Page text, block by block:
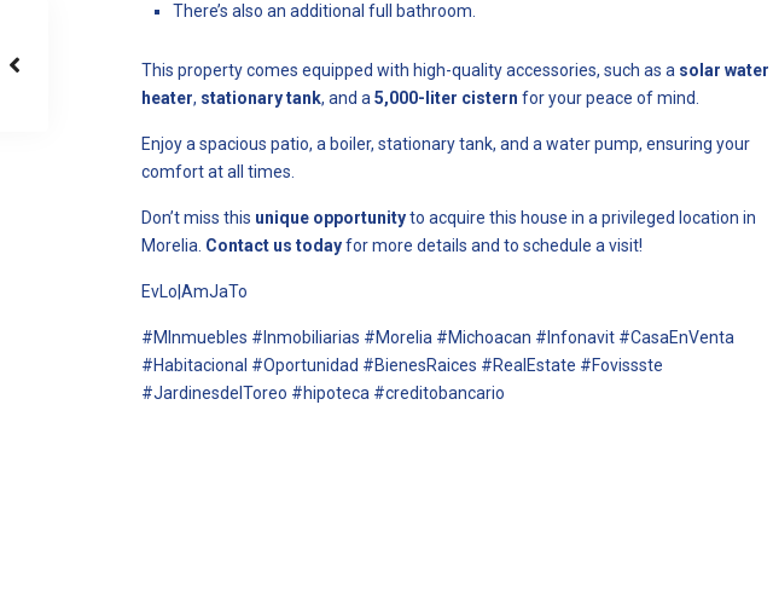
There’s also an additional full bathroom.
This property comes equipped with high-quality accessories, such as a solar water
heater, stationary tank, and a 5,000-liter cistern for your peace of mind.
Enjoy a spacious patio, a boiler, stationary tank, and a water pump, ensuring your
comfort at all times.
Don’t miss this unique opportunityto acquire this house in a privileged location in
Morelia. Contact us todayfor more details and to schedule a visit!
EvLo|AmJaTo
#MInmuebles #Inmobiliarias #Morelia #Michoacan #Infonavit #CasaEnVenta
#Habitacional #Oportunidad #BienesRaices #RealEstate #Fovissste
#JardinesdelToreo #hipoteca #creditobancario